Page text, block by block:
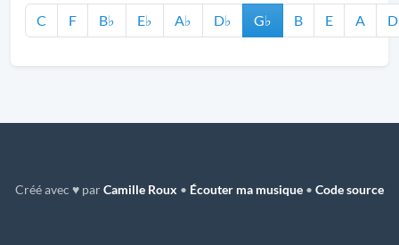
C F B♭ E♭ A♭ D♭ G♭ B E A D
Créé avec ♥ parCamille Roux • Écouter ma musique • Code source